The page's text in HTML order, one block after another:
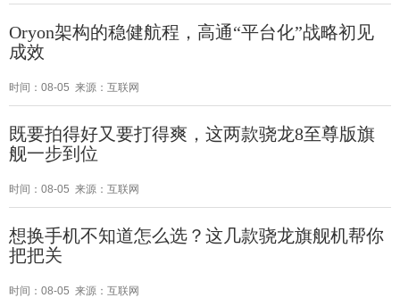
Oryon架构的稳健航程，高通“平台化”战略初见
成效
时间：08-05 来源：互联网
既要拍得好又要打得爽，这两款骁龙8至尊版旗
舰一步到位
时间：08-05 来源：互联网
想换手机不知道怎么选？这几款骁龙旗舰机帮你
把把关
时间：08-05 来源：互联网